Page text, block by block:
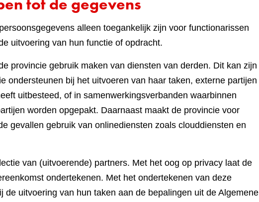
tot de gegevens
alleen toegankelijk zijn voor functionarissen
uitvoering van hun functie of opdracht.
provincie gebruik maken van diensten van derden. Dit kan zijn
ondersteunen bij het uitvoeren van haar taken, externe partijen
uitbesteed, of in samenwerkingsverbanden waarbinnen
worden opgepakt. Daarnaast maakt de provincie voor
gevallen gebruik van onlinediensten zoals clouddiensten en
van (uitvoerende) partners. Met het oog op privacy laat de
ondertekenen. Met het ondertekenen van deze
de uitvoering van hun taken aan de bepalingen uit de Algemene